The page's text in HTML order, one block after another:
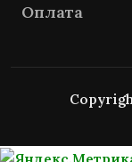
Оплата